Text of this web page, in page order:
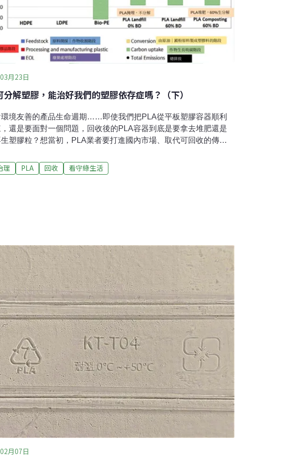
月23日
分解塑膠，能治好我們的塑膠依存症嗎？（下）
境友善的產品生命週期……即使我們把PLA從平板塑膠容器順利
還是要面對一個問題，回收後的PLA容器到底是要拿去堆肥還是
塑膠粒？想當初，PLA業者要打進國內市場、取代可回收的傳統
質問題之外，也因為PLA廢塑膠從產生、收運、分類、貯存到送
的過程中，通常要經過好一段時間；而這期間，PLA材質即已開
近來，有些仍在努力推廣PLA的業者，則試圖採取工業堆肥方式
廢塑
理 PLA 回收 看守綠生活
月07日